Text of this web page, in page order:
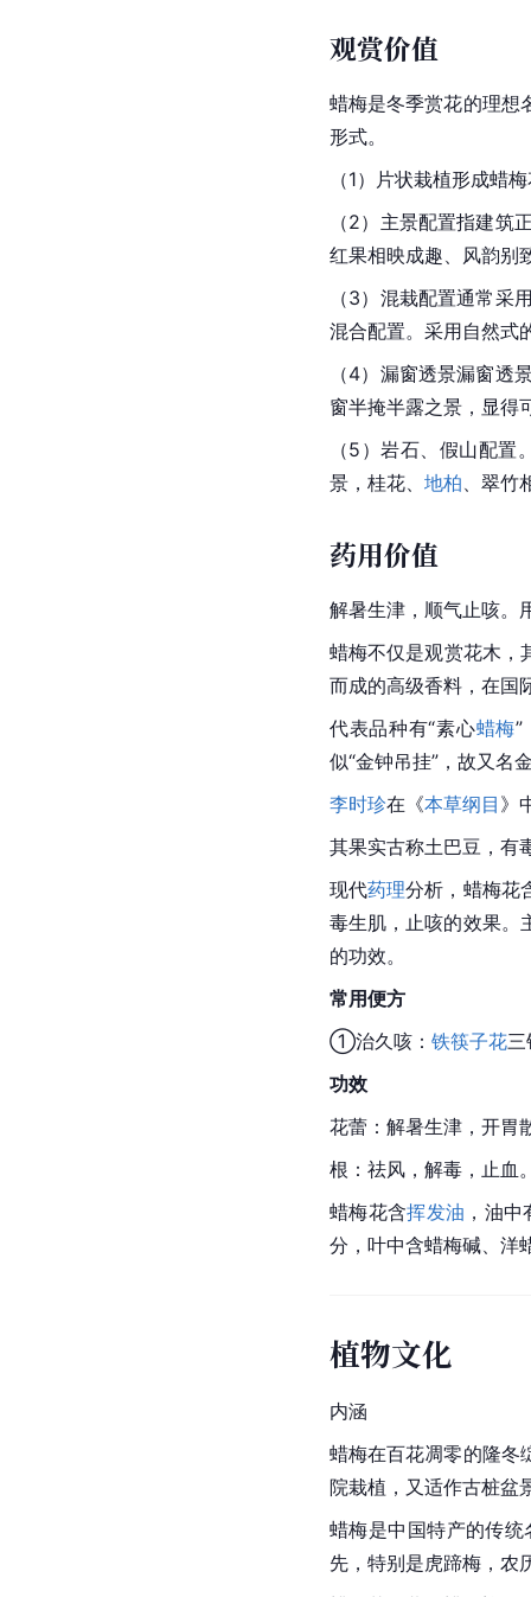
观赏价值
蜡梅是冬季赏花的理想
形式。
（1）片状栽植形成蜡
（2）主景配置指建筑
红果相映成趣、风韵别
（3）混栽配置通常采
混合配置。采用自然式
（4）漏窗透景漏窗透
窗半掩半露之景，显得
（5）岩石、假山配置
景，桂花、 地柏、翠竹
药用价值
解暑生津，顺气止咳。
蜡梅不仅是观赏花木，
而成的高级香料，在国
代表品种有“素心蜡梅”
似“金钟吊挂”，故又名
李时珍在《本草纲目 》
其果实古称土巴豆 ，有
现代药理分析，蜡梅花
毒生肌，止咳的效果。
的功效。
常用便方
①治久咳： 铁筷子花三
功效
花蕾：解暑生津，开胃
根：祛风，解毒，止血
蜡梅花含挥发油 ，油中
分，叶中含蜡梅碱、洋
植物文化
内涵
蜡梅在百花凋零的隆冬
院栽植，又适作古桩盆
蜡梅是中国特产的传统
先，特别是虎蹄梅，农